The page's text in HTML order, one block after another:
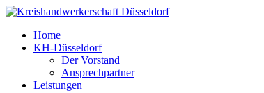
Home
KH-Düsseldorf
Der Vorstand
Ansprechpartner
Leistungen